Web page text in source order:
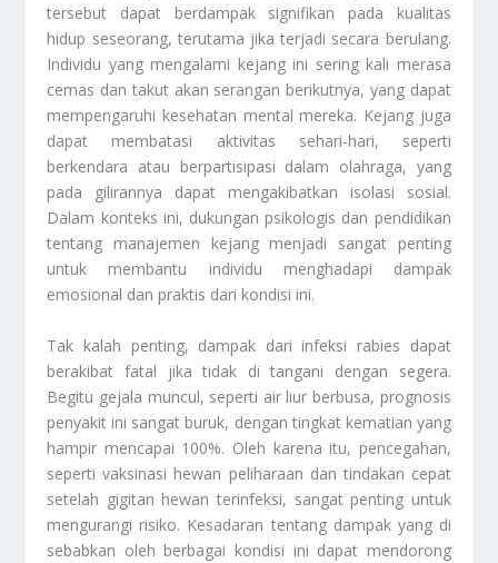
tersebut dapat berdampak signifikan pada kualitas
hidup seseorang, terutama jika terjadi secara berulang.
Individu yang mengalami kejang ini sering kali merasa
cemas dan takut akan serangan berikutnya, yang dapat
mempengaruhi kesehatan mental mereka. Kejang juga
dapat membatasi aktivitas sehari-hari, seperti
berkendara atau berpartisipasi dalam olahraga, yang
pada gilirannya dapat mengakibatkan isolasi sosial.
Dalam konteks ini, dukungan psikologis dan pendidikan
tentang manajemen kejang menjadi sangat penting
untuk membantu individu menghadapi dampak
emosional dan praktis dari kondisi ini.
Tak kalah penting, dampak dari infeksi rabies dapat
berakibat fatal jika tidak di tangani dengan segera.
Begitu gejala muncul, seperti air liur berbusa, prognosis
penyakit ini sangat buruk, dengan tingkat kematian yang
hampir mencapai 100%. Oleh karena itu, pencegahan,
seperti vaksinasi hewan peliharaan dan tindakan cepat
setelah gigitan hewan terinfeksi, sangat penting untuk
mengurangi risiko. Kesadaran tentang dampak yang di
sebabkan oleh berbagai kondisi ini dapat mendorong